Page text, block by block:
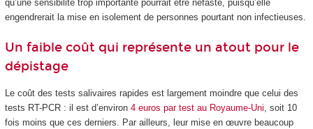
qu’une sensibilité trop importante pourrait être néfaste, puisqu’elle
engendrerait la mise en isolement de personnes pourtant non infectieuses.
Un faible coût qui représente un atout pour le
dépistage
Le coût des tests salivaires rapides est largement moindre que celui des
tests RT-PCR : il est d’environ 4 euros par test au Royaume-Uni, soit 10
fois moins que ces derniers. Par ailleurs, leur mise en œuvre beaucoup